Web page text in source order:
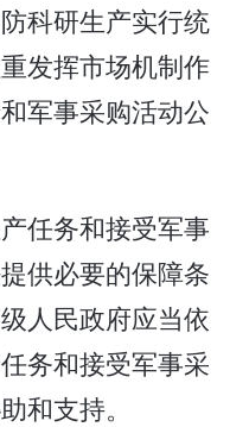
科研生产实行统
发挥市场机制作
军事采购活动公
任务和接受军事
供必要的保障条
人民政府应当依
务和接受军事采
和支持。